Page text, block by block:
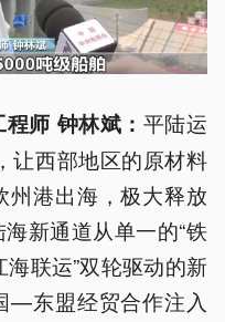
师 钟林斌： 平陆运
让西部地区的原材料
州港出海，极大释放
新通道从单一的“铁
海联运”双轮驱动的新
—东盟经贸合作注入